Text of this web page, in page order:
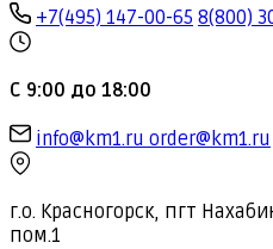
+7(495) 147-00-65 8(800)
С 9:00 до 18:00
info@km1.ru order@km1.ru
г.о. Красногорск, пгт
пом.1